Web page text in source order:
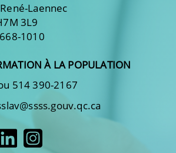
Laennec
3L9
1010
À LA POPULATION
514 390-2167